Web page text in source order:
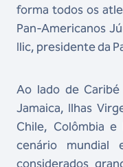
forma todos os
Pan-Americanos
Ilic, presidente da
Ao lado de
Jamaica, Ilhas
Chile, Colômbia
cenário mundial
considerados